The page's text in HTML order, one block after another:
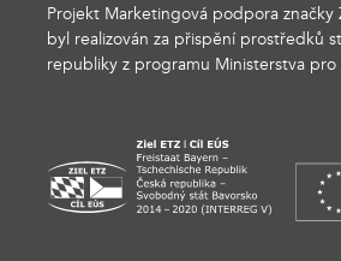
Projekt Marketingová podpora značky
byl realizován za přispění prostředků
republiky z programu Ministerstva pro